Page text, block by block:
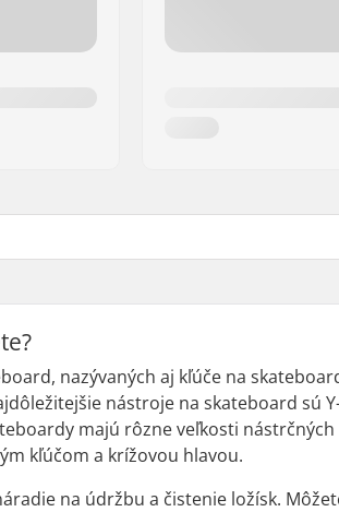
nazývaných aj kľúče na
nástroje na skateboard sú
majú rôzne veľkosti
kľúčom a krížovou hlavou.
na údržbu a čistenie ložísk.